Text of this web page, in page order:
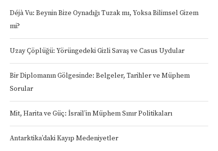
Déjà Vu: Beynin Bize Oynadığı Tuzak mı, Yoksa Bilimsel Gizem
mi?
Uzay Çöplüğü: Yörüngedeki Gizli Savaş ve Casus Uydular
Bir Diplomanın Gölgesinde: Belgeler, Tarihler ve Müphem
Sorular
Mit, Harita ve Güç: İsrail’in Müphem Sınır Politikaları
Antarktika’daki Kayıp Medeniyetler